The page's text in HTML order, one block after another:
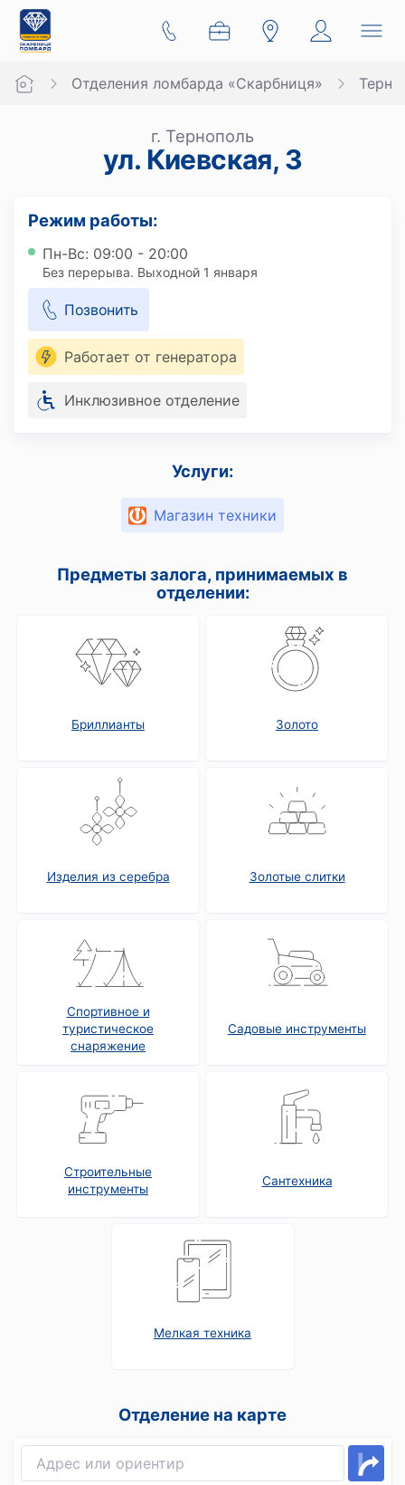
Отделения ломбарда «Скарбниця»
г. Тернополь
ул. Киевская, 3
Режим работы:
Пн-Вс: 09:00 - 20:00
Без перерыва. Выходной 1 января
Позвонить
Работает от генератора
Инклюзивное отделение
Услуги:
Магазин техники
Предметы залога, принимаемых в
отделении:
Бриллианты Золото
Изделия из серебра Золотые слитки
Спортивное и
туристическое
снаряжение
Садовые инструменты
Строительные
инструменты
Сантехника
Мелкая техника
Отделение на карте